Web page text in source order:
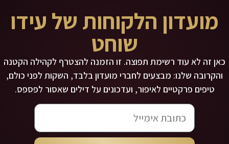
מועדון הלקוחות של עידו
שוחט
כאן זה לא עוד רשימת תפוצה. זו הזמנה להצטרף לקהילה הקטנה
והקרובה שלנו: מבצעים לחברי מועדון בלבד, השקות לפני כולם,
טיפים פרקטיים לאיפור, ועדכונים על דילים שאסור לפספס.